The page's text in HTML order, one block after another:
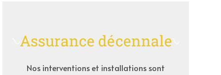
Assurance décennale
Nos interventions et installations sont